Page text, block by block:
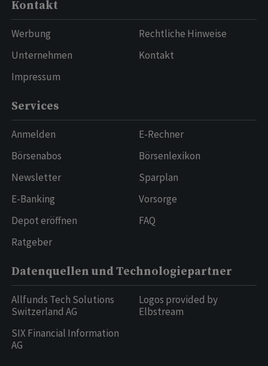
Kontakt
Werbung
Unternehmen
Impressum
Rechtliche Hinweise
Kontakt
Services
Anmelden
Börsenabos
Newsletter
E-Banking
Depot eröffnen
Ratgeber
E-Rechner
Börsenlexikon
Sparplan
Vorsorge
FAQ
Datenquellen und Technologiepartner
Allfunds Tech Solutions
Switzerland AG
SIX Financial Information
AG
Logos provided by
Elbstream